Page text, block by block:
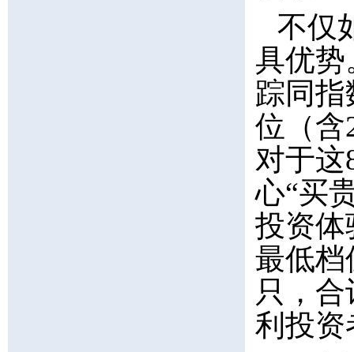
不仅
具优势
踪同
位（含
对于
心“买
投资体
最低档
只，
利投资